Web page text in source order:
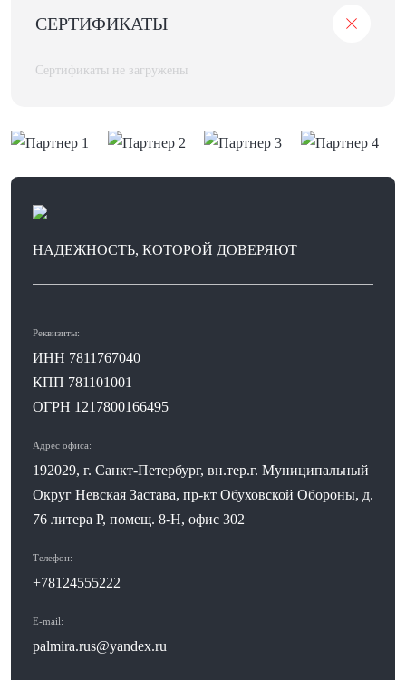
СЕРТИФИКАТЫ
Сертификаты не загружены
НАДЕЖНОСТЬ, КОТОРОЙ ДОВЕРЯЮТ
Реквизиты:
ИНН 7811767040
КПП 781101001
ОГРН 1217800166495
Адрес офиса:
192029, г. Санкт-Петербург, вн.тер.г. Муниципальный
Округ Невская Застава, пр-кт Обуховской Обороны, д.
76 литера Р, помещ. 8-Н, офис 302
Телефон:
+78124555222
E-mail:
palmira.rus@yandex.ru